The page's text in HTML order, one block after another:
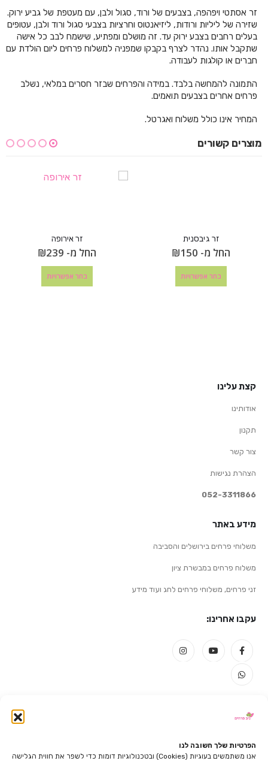
הפרטיות שלך חשובה לנו
אנו משתמשים בעוגיות (Cookies) ובטכנולוגיות דומות כדי לשפר את חווית הגלישה
זר אסתטי ויפהפה, בצבעים של ורוד, סגול ולבן, עם מעטפת של גביע ירוק.
שזירה של ליליות ורודות, ליזיאנטוס וחרציות בצבעי סגול ורוד ולבן, עטופים
בעלים רחבים בצבע ירוק עד. זה מושלם ומפתיע, שישמח לבב כל אישה
שתקבל אותו. נהדר לצרף בקבקו שמפניה למשלוח פרחים ליום הולדת עם
חברים או קולגות לעבודה.
התמונה להמחשה בלבד. במידה והפרחים שבזר חסרים במלאי, נשלב
פרחים אחרים בצבעים תואמים.
המחיר אינו כולל משלוח ואגרטל.
מוצרים קשורים
זר גיבסנית
החל מ- ₪150
בחר אפשרויות
זר אירופה
החל מ- ₪239
בחר אפשרויות
קצת עלינו
אודותינו
תקנון
צור קשר
הצהרת נגישות
052-3311866
מידע באתר
משלוחי פרחים בירושלים והסביבה
משלוח פרחים במבשרת ציון
זני פרחים, משלוחי פרחים לחג ועוד מידע
עקבו אחרינו:
ישראלי בלבד